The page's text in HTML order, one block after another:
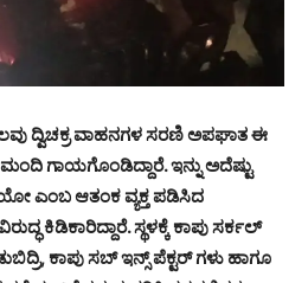
ದ್ವಿಚಕ್ರ ವಾಹನಗಳ ಸರಣಿ ಅಪಘಾತ ಈ
ಮಂದಿ ಗಾಯಗೊಂಡಿದ್ದಾರೆ. ಇನ್ನು ಅದೆಷ್ಟು
ಎಂಬ ಆತಂಕ ವ್ಯಕ್ತ ಪಡಿಸಿದ
ಕಿಡಿಕಾರಿದ್ದಾರೆ. ಸ್ಥಳಕ್ಕೆ ಕಾಪು ಸರ್ಕಲ್
ಕಾಪು ಸಬ್ ಇನ್ಸ್ ಪೆಕ್ಟರ್ ಗಳು ಹಾಗೂ